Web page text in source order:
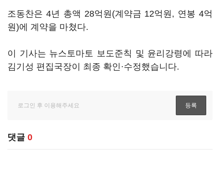
조동찬은 4년 총액 28억원(계약금 12억원, 연봉 4억
원)에 계약을 마쳤다.
이 기사는 뉴스토마토 보도준칙 및 윤리강령에 따라
김기성 편집국장이 최종 확인·수정했습니다.
댓글 0